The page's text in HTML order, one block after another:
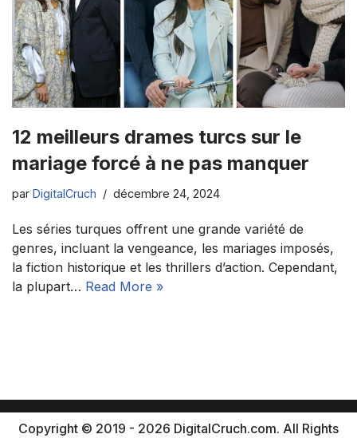
12 meilleurs drames turcs sur le
mariage forcé à ne pas manquer
par DigitalCruch décembre 24, 2024
Les séries turques offrent une grande variété de
genres, incluant la vengeance, les mariages imposés,
la fiction historique et les thrillers d’action. Cependant,
la plupart… Read More »
Copyright © 2019 - 2026 DigitalCruch.com. All Rights